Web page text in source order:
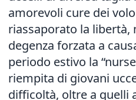
amorevoli cure dei
riassaporato la libertà,
degenza forzata a
periodo estivo la
riempita di giovani
difficoltà, oltre a quelli